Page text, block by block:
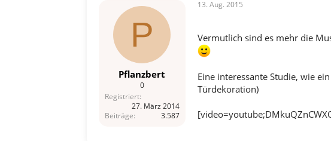
l
a
m
P
Pflanzbert
0
Registriert
27. März 2014
Beiträge
3.587
13. Aug. 2015
Vermutlich sind es mehr die
Eine interessante Studie, wie
Türdekoration)